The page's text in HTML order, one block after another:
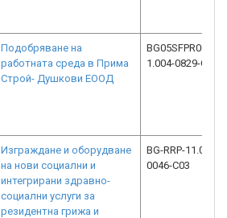
Подобряване на
работната среда в Прима
Строй- Душкови ЕООД
BG05SFPR002-
1.004-0829-C02
Изграждане и оборудване
на нови социални и
интегрирани здравно-
социални услуги за
резидентна грижа и
BG-RRP-11.018-
0046-C03